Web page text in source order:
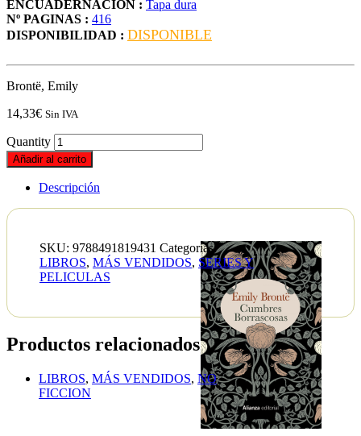
ENCUADERNACION : Tapa dura
Nº PAGINAS : 416
DISPONIBILIDAD : DISPONIBLE
Brontë, Emily
14,33€ Sin IVA
Quantity
Añadir al carrito
Descripción
SKU: 9788491819431 Categorías:
LIBROS, MÁS VENDIDOS, SERIES Y
PELICULAS
Productos relacionados
LIBROS, MÁS VENDIDOS, NO
FICCION